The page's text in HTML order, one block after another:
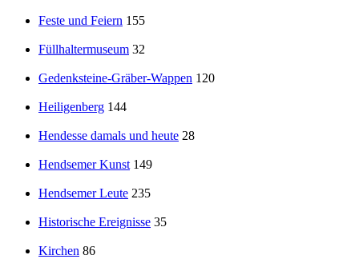
Feste und Feiern 155
Füllhaltermuseum 32
Gedenksteine-Gräber-Wappen 120
Heiligenberg 144
Hendesse damals und heute 28
Hendsemer Kunst 149
Hendsemer Leute 235
Historische Ereignisse 35
Kirchen 86